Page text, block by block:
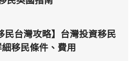
民台灣攻略】台灣投資移民
移民條件、費用